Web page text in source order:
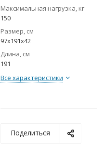
Максимальная нагрузка, кг
150
Размер, см
97х191х42
Длина, см
191
Все характеристики
Поделиться